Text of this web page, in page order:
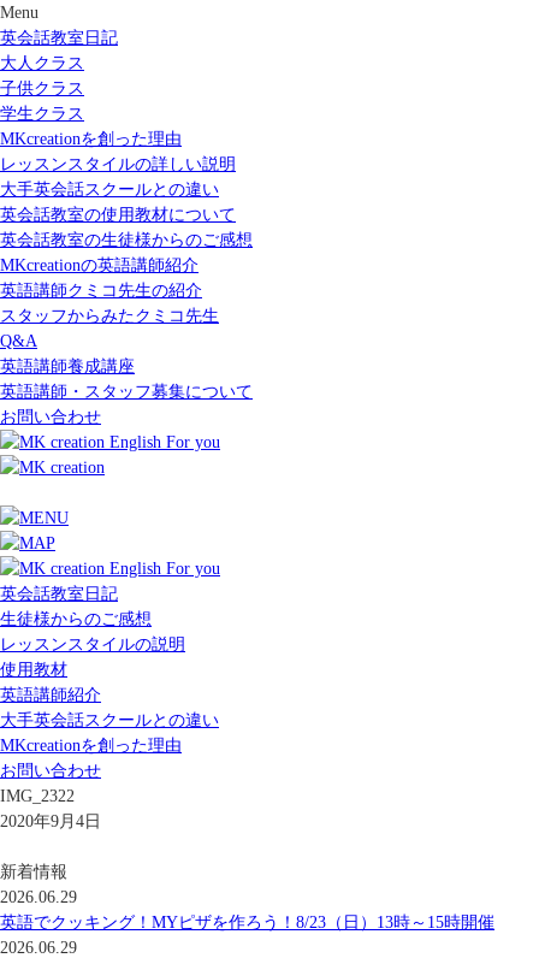
Menu
英会話教室日記
大人クラス
子供クラス
学生クラス
MKcreationを創った理由
レッスンスタイルの詳しい説明
大手英会話スクールとの違い
英会話教室の使用教材について
英会話教室の生徒様からのご感想
MKcreationの英語講師紹介
英語講師クミコ先生の紹介
スタッフからみたクミコ先生
Q&A
英語講師養成講座
英語講師・スタッフ募集について
お問い合わせ
英会話教室日記
生徒様からのご感想
レッスンスタイルの説明
使用教材
英語講師紹介
大手英会話スクールとの違い
MKcreationを創った理由
お問い合わせ
IMG_2322
2020年9月4日
新着情報
2026.06.29
英語でクッキング！MYピザを作ろう！8/23（日）13時～15時開催
2026.06.29